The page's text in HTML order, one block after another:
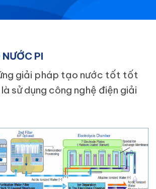
PI
giải pháp tạo nước tốt tốt
sử dụng công nghệ điện giải